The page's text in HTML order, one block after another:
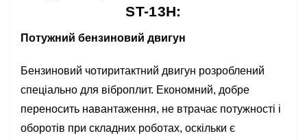
ST-13H:
Потужний бензиновий двигун
Бензиновий чотиритактний двигун розроблений
спеціально для віброплит. Економний, добре
переносить навантаження, не втрачає потужності і
оборотів при складних роботах, оскільки є